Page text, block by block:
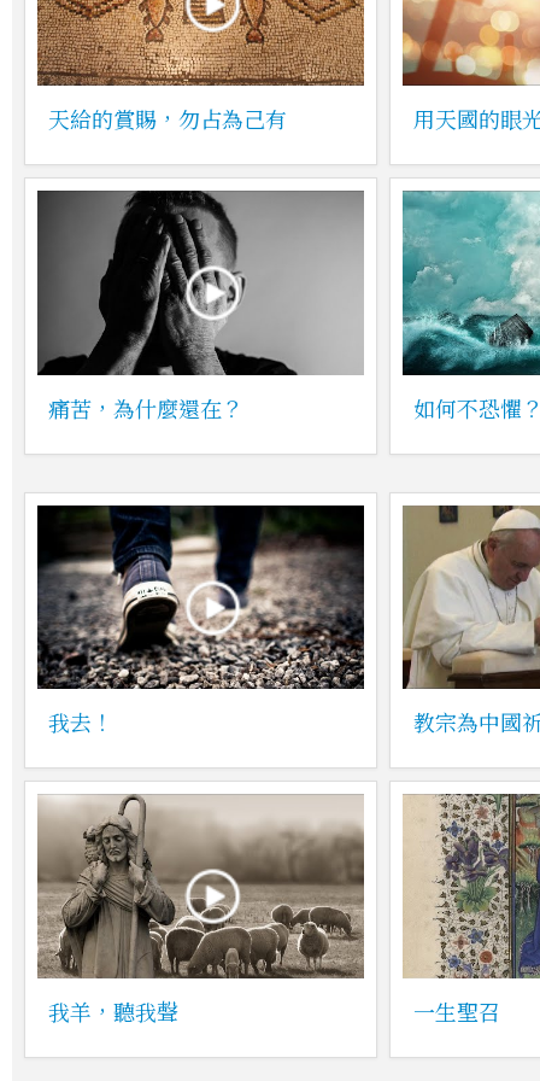
天給的賞賜，勿占為己有 用天國的眼
痛苦，為什麼還在？ 如何不恐懼
我去！ 教宗為中國
我羊，聽我聲 一生聖召